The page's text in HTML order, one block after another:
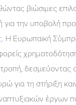
βιώσιμες
για την υποβολή
. Η Ευρωπαϊκή
δεσμεύοντας
για τη στήριξη
έργων